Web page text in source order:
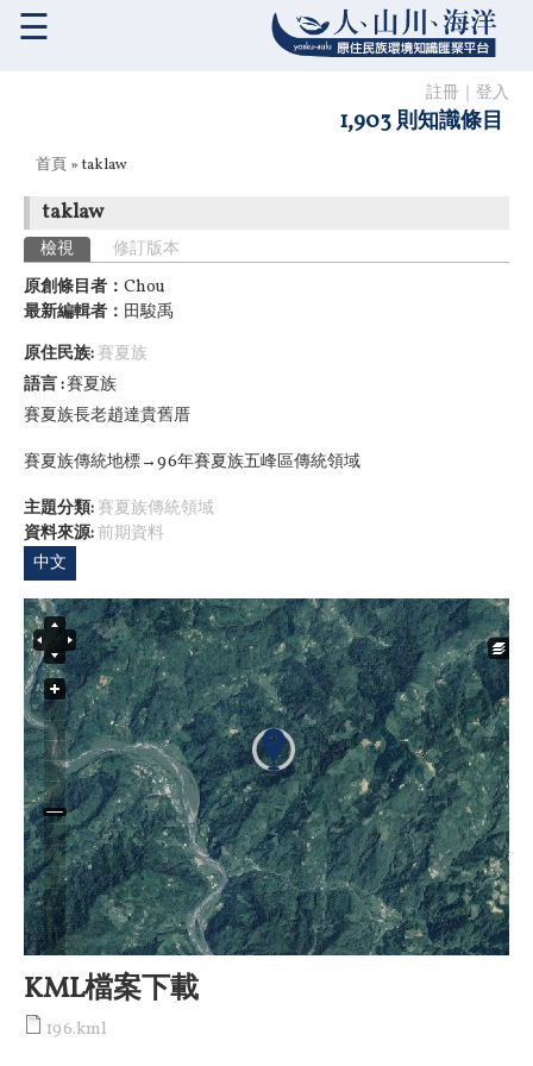
註冊 登入
1,903 則知識條目
☰
您在這裡
首頁 » taklaw
taklaw
主要索引標籤
檢視 (作用中頁籤)
修訂版本
原創條目者： Chou
最新編輯者： 田駿禹
原住民族: 賽夏族
語言 賽夏族
賽夏族長老趙達貴舊厝
賽夏族傳統地標→96年賽夏族五峰區傳統領域
主題分類: 賽夏族傳統領域
資料來源:前期資料
中文
KML檔案下載
196.kml